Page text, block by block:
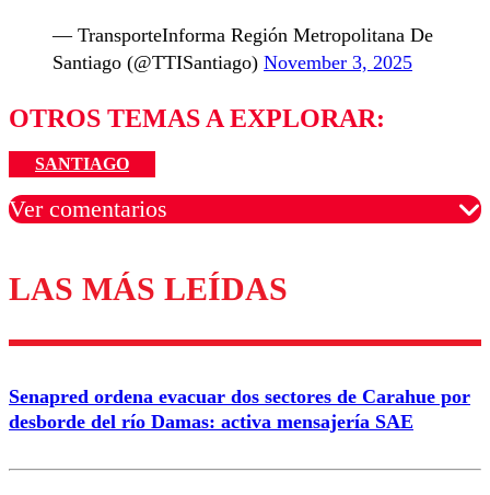
— TransporteInforma Región Metropolitana De
Santiago (@TTISantiago) November 3, 2025
OTROS TEMAS A EXPLORAR:
SANTIAGO
Ver comentarios
Los comentarios son moderados para garantizar un
diálogo respetuoso.
Correo
LAS MÁS LEÍDAS
Senapred ordena evacuar dos sectores de Carahue por
desborde del río Damas: activa mensajería SAE